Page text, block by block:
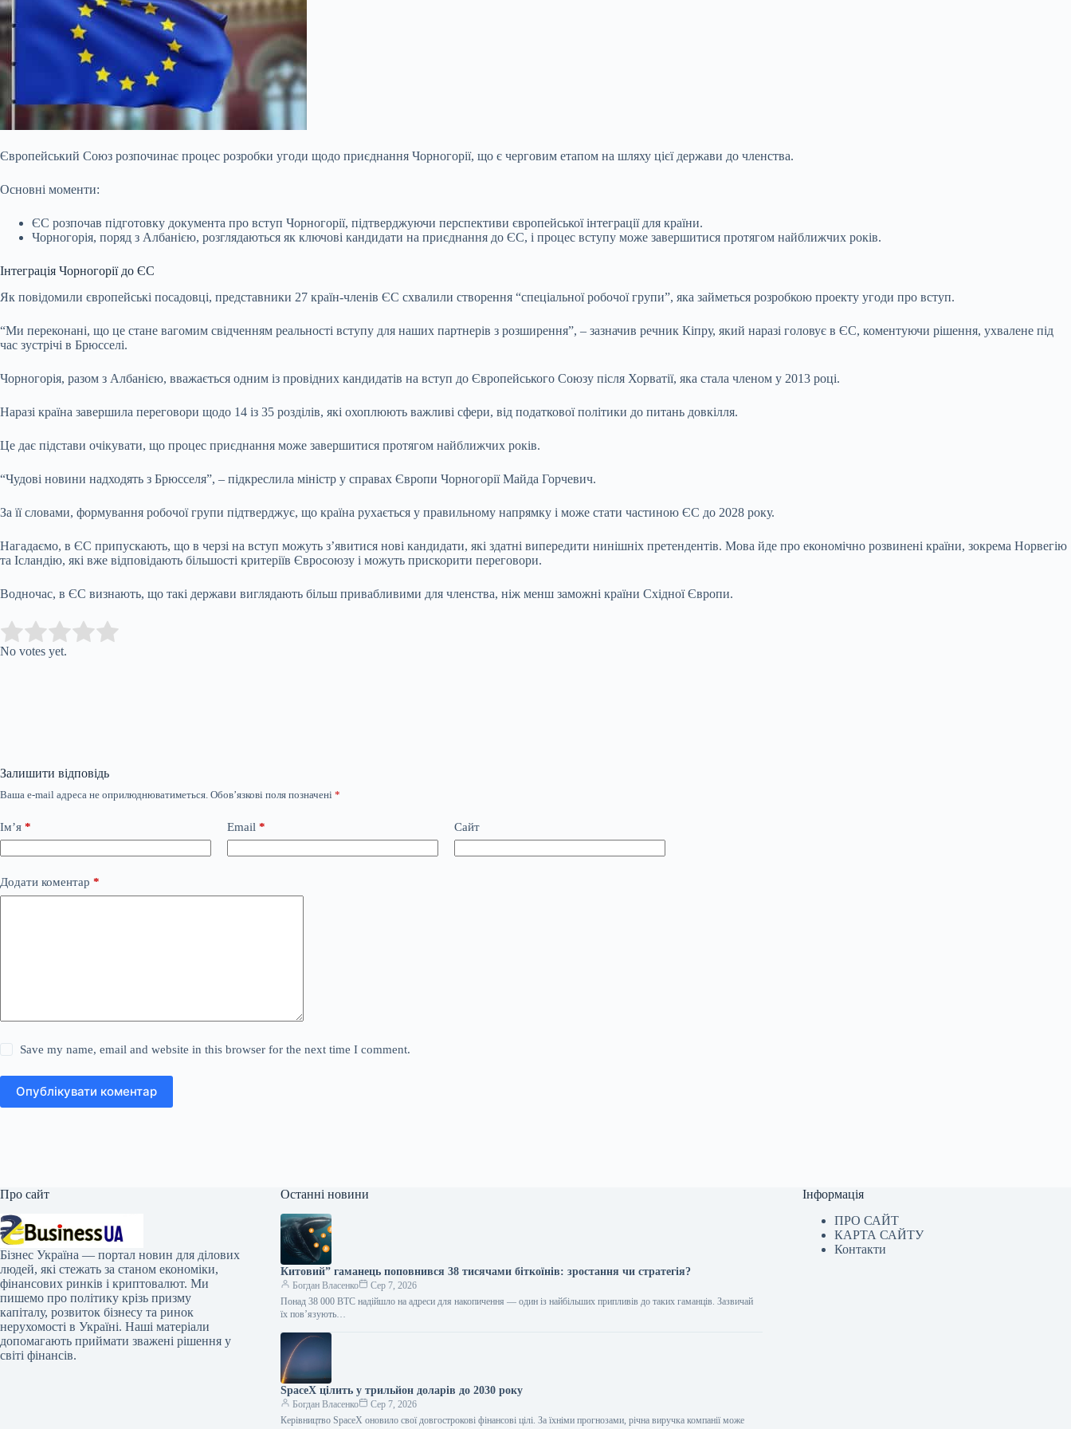
Європейський Союз розпочинає процес розробки угоди щодо приєднання Чорногорії, що є черговим етапом на шляху цієї держави до членства.
Основні моменти:
ЄС розпочав підготовку документа про вступ Чорногорії, підтверджуючи перспективи європейської інтеграції для країни.
Чорногорія, поряд з Албанією, розглядаються як ключові кандидати на приєднання до ЄС, і процес вступу може завершитися протягом найближчих років.
Інтеграція Чорногорії до ЄС
Як повідомили європейські посадовці, представники 27 країн-членів ЄС схвалили створення “спеціальної робочої групи”, яка займеться розробкою проекту угоди про вступ.
“Ми переконані, що це стане вагомим свідченням реальності вступу для наших партнерів з розширення”, – зазначив речник Кіпру, який наразі головує в ЄС, коментуючи рішення, ухвалене під
час зустрічі в Брюсселі.
Чорногорія, разом з Албанією, вважається одним із провідних кандидатів на вступ до Європейського Союзу після Хорватії, яка стала членом у 2013 році.
Наразі країна завершила переговори щодо 14 із 35 розділів, які охоплюють важливі сфери, від податкової політики до питань довкілля.
Це дає підстави очікувати, що процес приєднання може завершитися протягом найближчих років.
“Чудові новини надходять з Брюсселя”, – підкреслила міністр у справах Європи Чорногорії Майда Горчевич.
За її словами, формування робочої групи підтверджує, що країна рухається у правильному напрямку і може стати частиною ЄС до 2028 року.
Нагадаємо, в ЄС припускають, що в черзі на вступ можуть з’явитися нові кандидати, які здатні випередити нинішніх претендентів. Мова йде про економічно розвинені країни, зокрема Норвегію
та Ісландію, які вже відповідають більшості критеріїв Євросоюзу і можуть прискорити переговори.
Водночас, в ЄС визнають, що такі держави виглядають більш привабливими для членства, ніж менш заможні країни Східної Європи.
Rate this item:
No votes yet.
Залишити відповідь
Ваша e-mail адреса не оприлюднюватиметься. Обов’язкові поля позначені *
Ім’я * Email * Сайт
Додати коментар *
Save my name, email and website in this browser for the next time I comment.
Опублікувати коментар
Про сайт
Бізнес Україна — портал новин для ділових
людей, які стежать за станом економіки,
фінансових ринків і криптовалют. Ми
пишемо про політику крізь призму
капіталу, розвиток бізнесу та ринок
нерухомості в Україні. Наші матеріали
допомагають приймати зважені рішення у
світі фінансів.
Останні новини
Китовий” гаманець поповнився 38 тисячами біткоїнів: зростання чи стратегія?
Богдан Власенко
Сер 7, 2026
Понад 38 000 BTC надійшло на адреси для накопичення — один із найбільших припливів до таких гаманців. Зазвичай
їх пов’язують…
SpaceX цілить у трильйон доларів до 2030 року
Богдан Власенко
Сер 7, 2026
Керівництво SpaceX оновило свої довгострокові фінансові цілі. За їхніми прогнозами, річна виручка компанії може
Інформація
ПРО САЙТ
КАРТА САЙТУ
Контакти